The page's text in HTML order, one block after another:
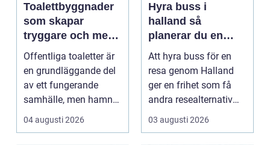
Toalettbyggnader
som skapar
tryggare och mer
tillgängliga
offentliga miljöer
Offentliga toaletter är
en grundläggande del
av ett fungerande
samhälle, men hamnar
ofta längst ned ...
04 augusti 2026
Hyra buss i
halland så
planerar du en
trygg och smidig
resa
Att hyra buss för en
resa genom Halland
ger en frihet som få
andra resealternativ
erbjuder. Gruppen ...
03 augusti 2026